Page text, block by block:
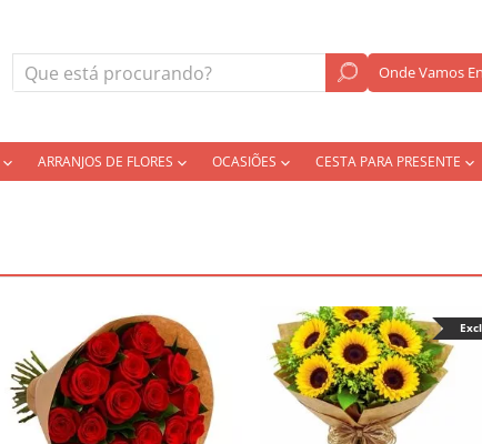
Onde Vamos
ARRANJOS DE FLORES OCASIÕES CESTA PARA PRESENTE